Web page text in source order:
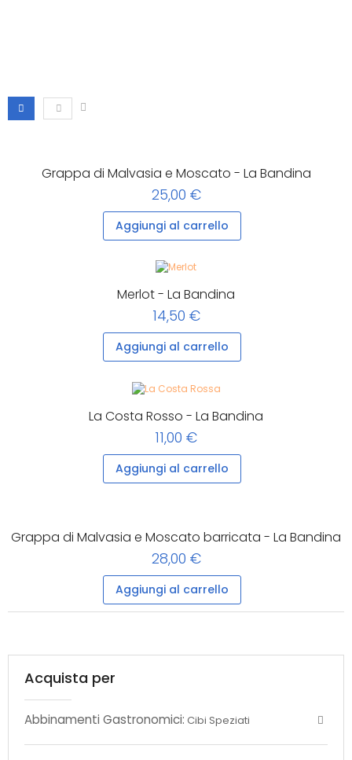
Grappa di Malvasia e Moscato - La Bandina
25,00 €
Aggiungi al carrello
Merlot - La Bandina
14,50 €
Aggiungi al carrello
La Costa Rosso - La Bandina
11,00 €
Aggiungi al carrello
Grappa di Malvasia e Moscato barricata - La Bandina
28,00 €
Aggiungi al carrello
Acquista per
Abbinamenti Gastronomici: Cibi Speziati